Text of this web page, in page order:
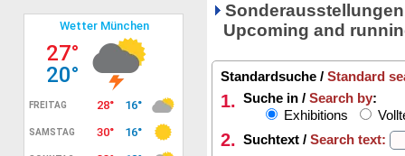
Sonderausstellungen
Upcoming and
Standardsuche / Standard
1. Suche in / Search by:
Exhibitions
2. Suchtext / Search text: